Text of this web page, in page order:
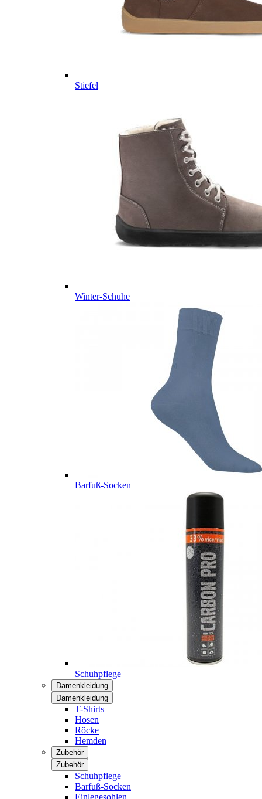
Stiefel
Winter-Schuhe
Barfuß-Socken
Schuhpflege
Damenkleidung
Damenkleidung
T-Shirts
Hosen
Röcke
Hemden
Zubehör
Zubehör
Schuhpflege
Barfuß-Socken
Einlegesohlen